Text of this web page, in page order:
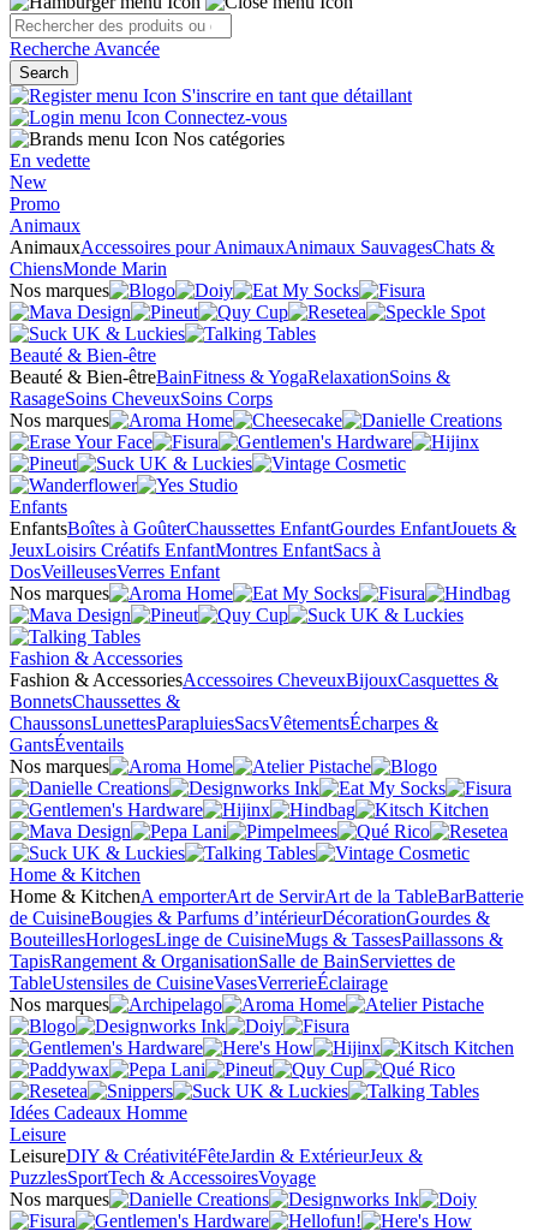
Recherche Avancée
Search
S'inscrire en tant que détaillant
Connectez-vous
Nos catégories
En vedette
New
Promo
Animaux
AnimauxAccessoires pour AnimauxAnimaux SauvagesChats &
ChiensMonde Marin
Nos marques
Beauté & Bien-être
Beauté & Bien-êtreBainFitness & YogaRelaxationSoins &
RasageSoins CheveuxSoins Corps
Nos marques
Enfants
EnfantsBoîtes à GoûterChaussettes EnfantGourdes EnfantJouets &
JeuxLoisirs Créatifs EnfantMontres EnfantSacs à
DosVeilleusesVerres Enfant
Nos marques
Fashion & Accessories
Fashion & AccessoriesAccessoires CheveuxBijouxCasquettes &
BonnetsChaussettes &
ChaussonsLunettesParapluiesSacsVêtementsÉcharpes &
GantsÉventails
Nos marques
Home & Kitchen
Home & KitchenA emporterArt de ServirArt de la TableBarBatterie
de CuisineBougies & Parfums d’intérieurDécorationGourdes &
BouteillesHorlogesLinge de CuisineMugs & TassesPaillassons &
TapisRangement & OrganisationSalle de BainServiettes de
TableUstensiles de CuisineVasesVerrerieÉclairage
Nos marques
Idées Cadeaux Homme
Leisure
LeisureDIY & CréativitéFêteJardin & ExtérieurJeux &
PuzzlesSportTech & AccessoiresVoyage
Nos marques